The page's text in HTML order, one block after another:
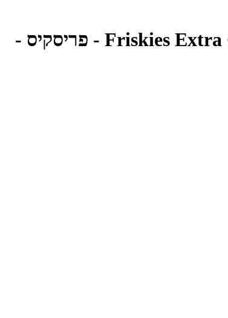
מזון לח בנתחי סלמון ברוטב עשיר לחתולים 156 גרם | Friskies Extra Gravy Chunky Salmon - פריסקיס -